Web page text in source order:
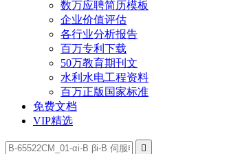
数万应聘简历模板
企业价值评估
各行业分析报告
百万专利下载
50万教育期刊文
水利水电工程资料
百万正版国家标准
免费文档
VIP精选
